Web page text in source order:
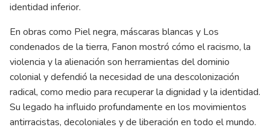
identidad inferior.
En obras como Piel negra, máscaras blancas y Los
condenados de la tierra, Fanon mostró cómo el racismo, la
violencia y la alienación son herramientas del dominio
colonial y defendió la necesidad de una descolonización
radical, como medio para recuperar la dignidad y la identidad.
Su legado ha influido profundamente en los movimientos
antirracistas, decoloniales y de liberación en todo el mundo.